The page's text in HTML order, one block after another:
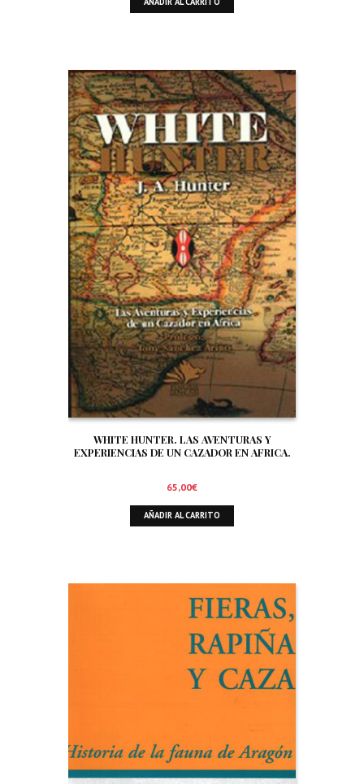
WHITE HUNTER. LAS AVENTURAS Y
EXPERIENCIAS DE UN CAZADOR EN AFRICA.
65,00€
AÑADIR AL CARRITO